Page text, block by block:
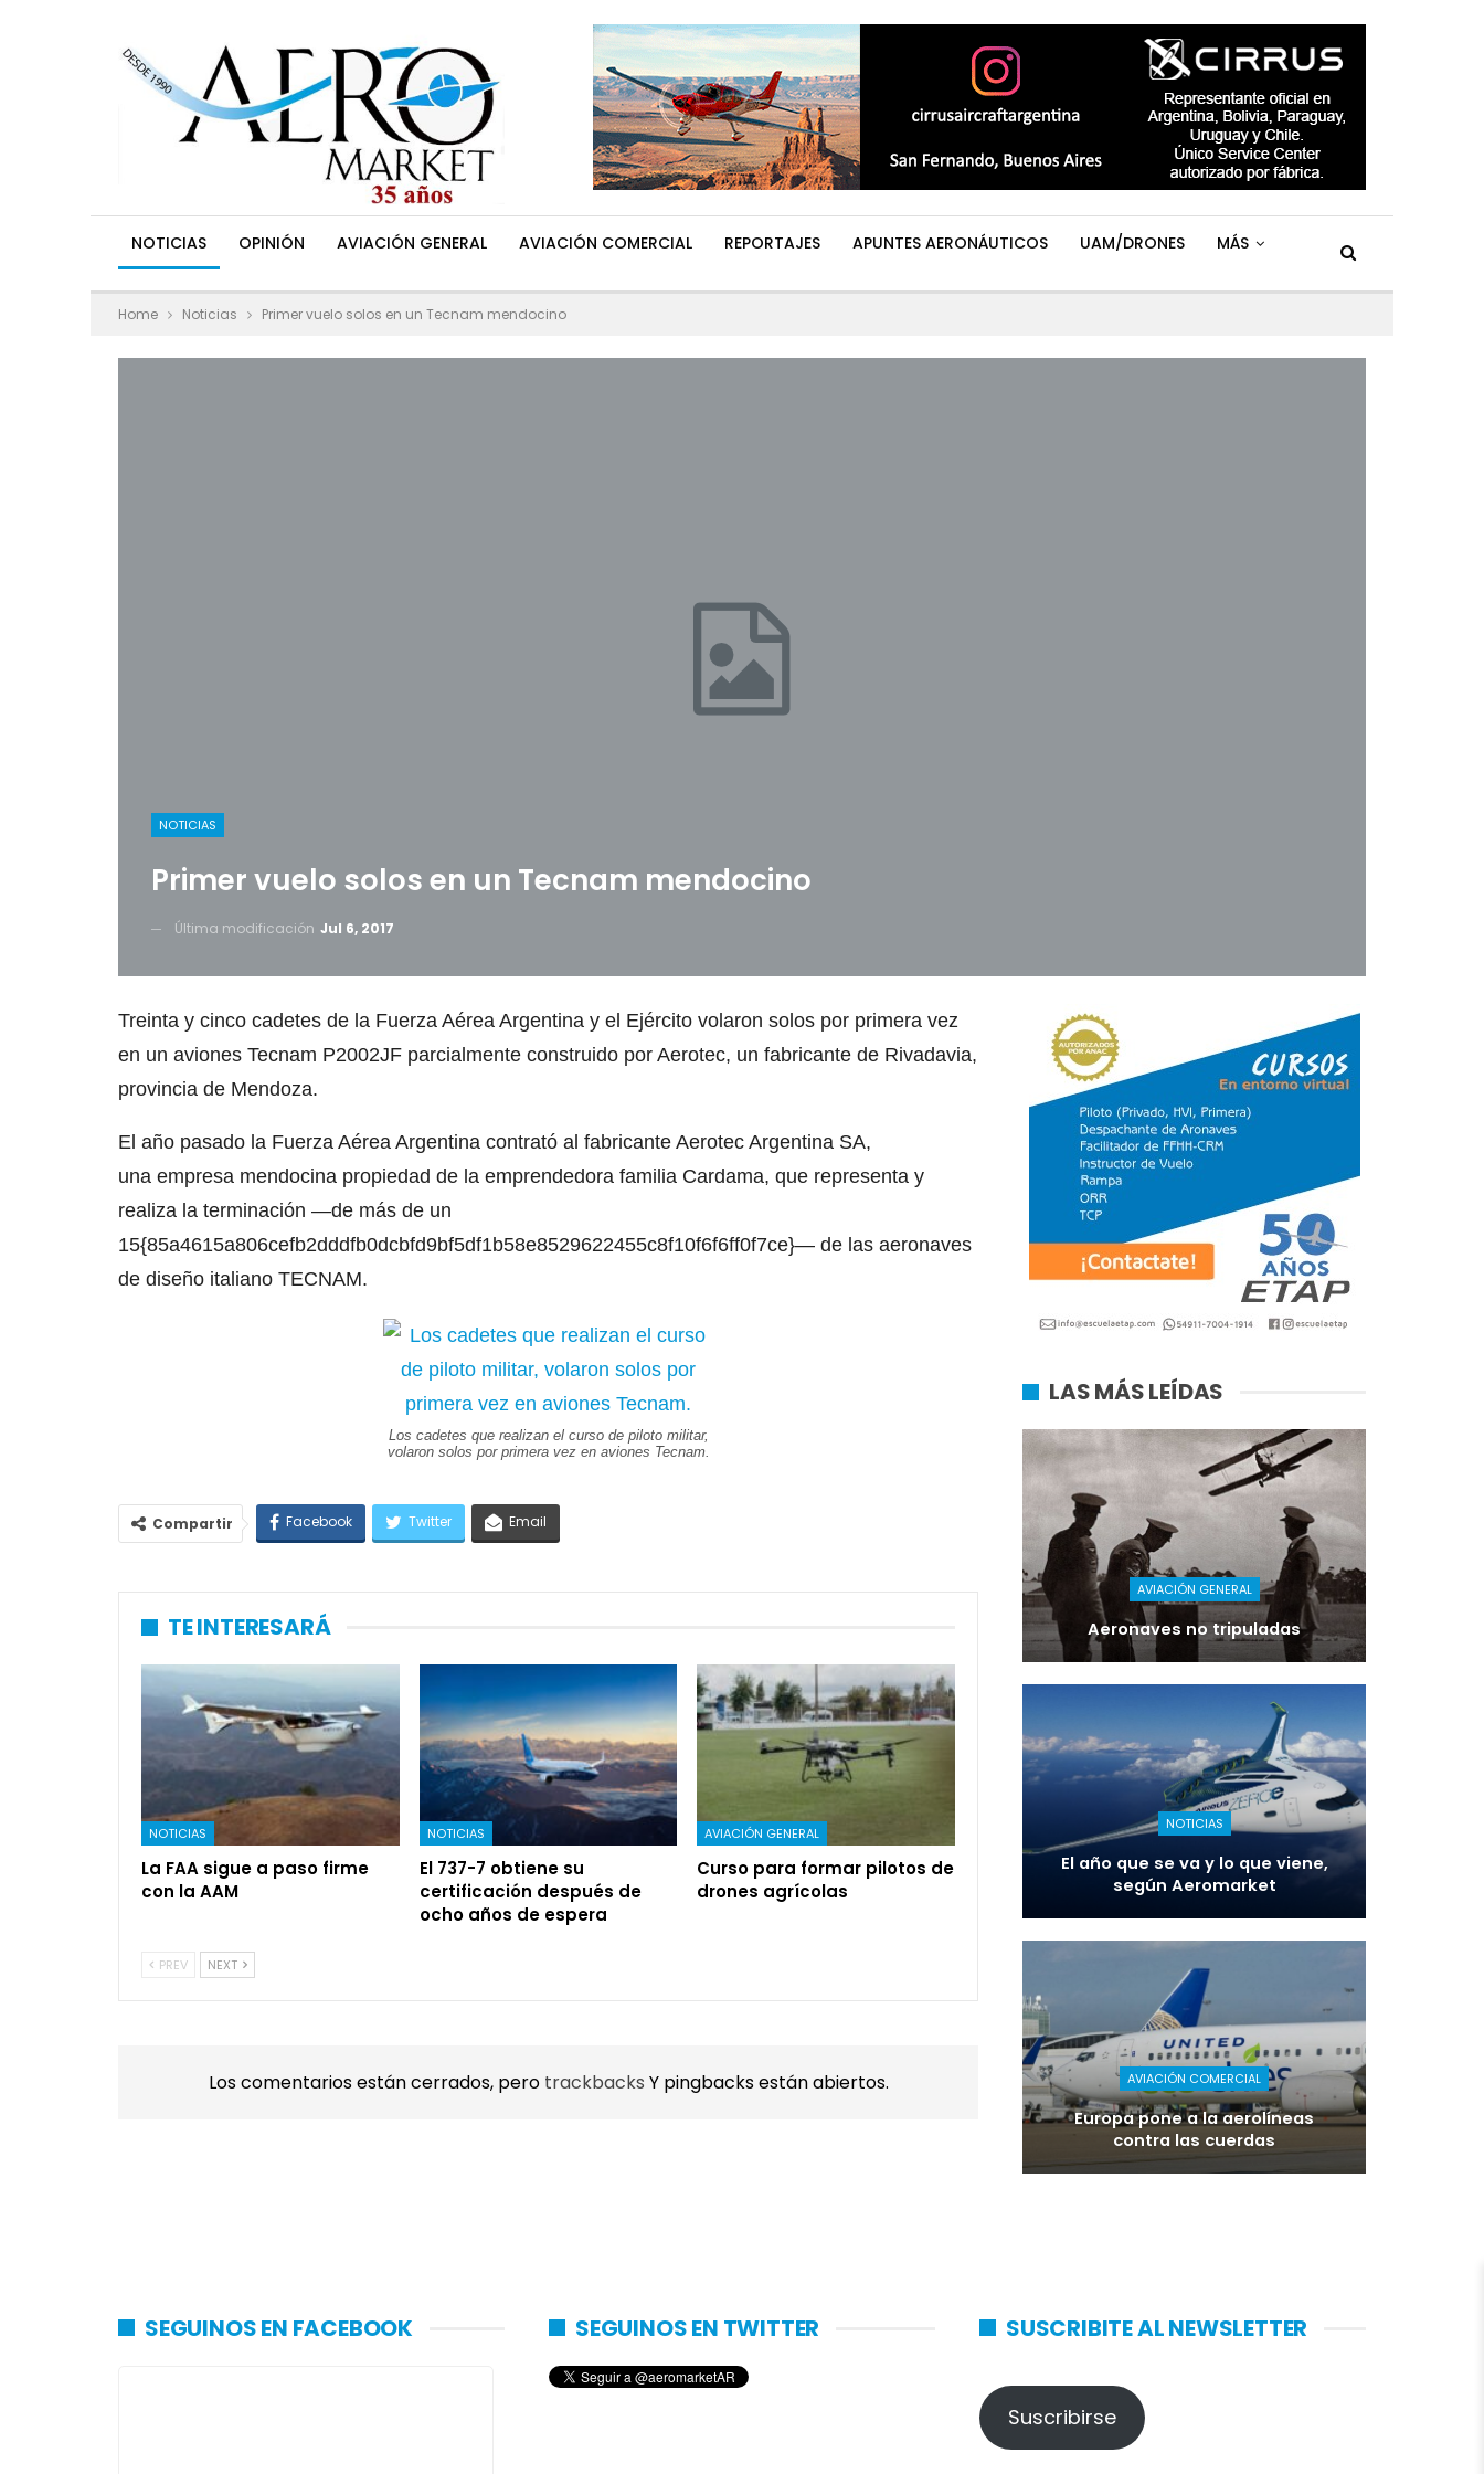
NOTICIAS OPINIÓN AVIACIÓN GENERAL AVIACIÓN COMERCIAL REPORTAJES APUNTES AERONÁUTICOS UAM/DRONES MÁS
Home Noticias Primer vuelo solos en un Tecnam mendocino
NOTICIAS
Primer vuelo solos en un Tecnam mendocino
Última modificación Jul 6, 2017
Treinta y cinco cadetes de la Fuerza Aérea Argentina y el Ejército volaron solos por primera vez
en un aviones Tecnam P2002JF parcialmente construido por Aerotec, un fabricante de Rivadavia,
provincia de Mendoza.
El año pasado la Fuerza Aérea Argentina contrató al fabricante Aerotec Argentina SA,
una empresa mendocina propiedad de la emprendedora familia Cardama, que representa y
realiza la terminación —de más de un
15{85a4615a806cefb2dddfb0dcbfd9bf5df1b58e8529622455c8f10f6f6ff0f7ce}— de las aeronaves
de diseño italiano TECNAM.
Los cadetes que realizan el curso de piloto militar,
volaron solos por primera vez en aviones Tecnam.
Compartir Facebook Twitter Email
TE INTERESARÁ
NOTICIAS
La FAA sigue a paso firme
con la AAM
NOTICIAS
El 737-7 obtiene su
certificación después de
ocho años de espera
AVIACIÓN GENERAL
Curso para formar pilotos de
drones agrícolas
PREV NEXT
Los comentarios están cerrados, pero trackbacks Y pingbacks están abiertos.
LAS MÁS LEÍDAS
AVIACIÓN GENERAL
Aeronaves no tripuladas
NOTICIAS
El año que se va y lo que viene,
según Aeromarket
AVIACIÓN COMERCIAL
Europa pone a la aerolíneas
contra las cuerdas
SEGUINOS EN FACEBOOK SEGUINOS EN TWITTER SUSCRIBITE AL NEWSLETTER
Suscribirse